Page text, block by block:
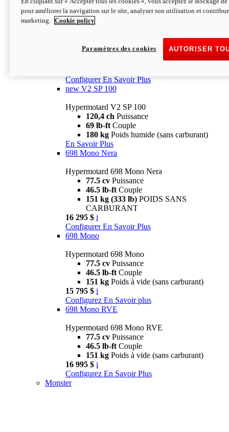
Configurer En Savoir Plus
newV2 SP
69 lb-ftCouple
Poids humide (sans carburant)
Configurer En Savoir Plus
new V2 SP 100
Hypermotard V2 SP 100
120,4 ch Puissance
69 lb-ft Couple
180 kg Poids humide (sans carburant)
En Savoir Plus
698 Mono Nera
Hypermotard 698 Mono Nera
77.5 cv Puissance
46.5 lb-ft Couple
151 kg (333 lb) POIDS SANS
CARBURANT
16 295 $ i
Configurer En Savoir Plus
698 Mono
Hypermotard 698 Mono
77.5 cv Puissance
46.5 lb-ft Couple
151 kg Poids à vide (sans carburant)
15 795 $ i
Configurez En Savoir plus
698 Mono RVE
Hypermotard 698 Mono RVE
77.5 cv Puissance
46.5 lb-ft Couple
151 kg Poids à vide (sans carburant)
16 995 $ i
Configurez En Savoir Plus
Monster
pour améliorer la navigation sur le site, analyser son utilisation et
marketing.
Cookie policy
AUTORISER
Paramètres des cookies